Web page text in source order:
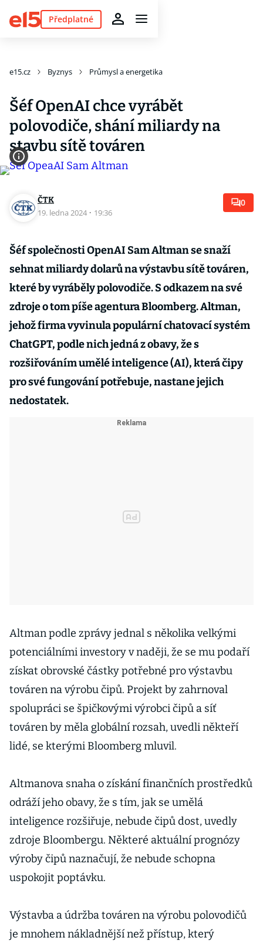
Předplatné
e15.cz Byznys Průmysl a energetika
Šéf OpenAI chce vyrábět
polovodiče, shání miliardy na
stavbu sítě továren
ČTK
19. ledna 2024 · 19:36
0
Šéf společnosti OpenAI Sam Altman se snaží
sehnat miliardy dolarů na výstavbu sítě továren,
které by vyráběly polovodiče. S odkazem na své
zdroje o tom píše agentura Bloomberg. Altman,
jehož firma vyvinula populární chatovací systém
ChatGPT, podle nich jedná z obavy, že s
rozšiřováním umělé inteligence (AI), která čipy
pro své fungování potřebuje, nastane jejich
nedostatek.
Altman podle zprávy jednal s několika velkými
potenciálními investory v naději, že se mu podaří
získat obrovské částky potřebné pro výstavbu
továren na výrobu čipů. Projekt by zahrnoval
spolupráci se špičkovými výrobci čipů a síť
továren by měla globální rozsah, uvedli někteří
lidé, se kterými Bloomberg mluvil.
Altmanova snaha o získání finančních prostředků
odráží jeho obavy, že s tím, jak se umělá
inteligence rozšiřuje, nebude čipů dost, uvedly
zdroje Bloombergu. Některé aktuální prognózy
výroby čipů naznačují, že nebude schopna
uspokojit poptávku.
Výstavba a údržba továren na výrobu polovodičů
je mnohem nákladnější než přístup, který